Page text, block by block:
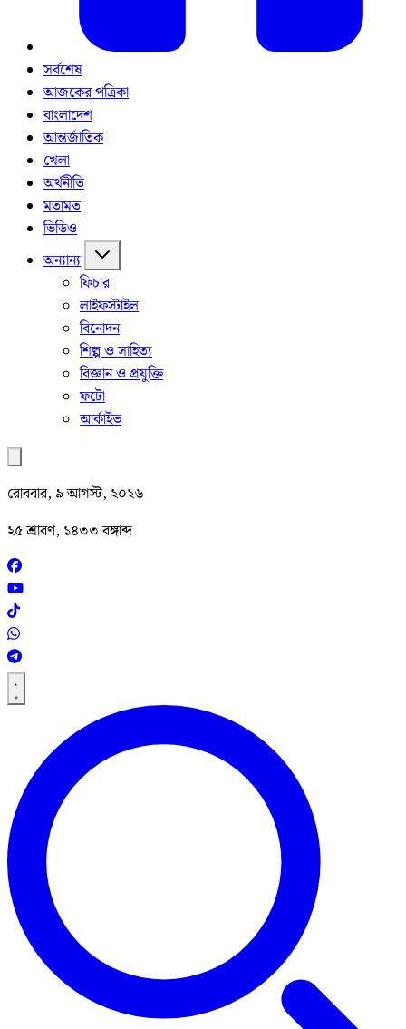
সর্বশেষ
আজকের পত্রিকা
বাংলাদেশ
আন্তর্জাতিক
খেলা
অর্থনীতি
মতামত
ভিডিও
অন্যান্য
ফিচার
লাইফস্টাইল
বিনোদন
শিল্প ও সাহিত্য
বিজ্ঞান ও প্রযুক্তি
ফটো
আর্কাইভ
রোববার, ৯ আগস্ট, ২০২৬
২৫ শ্রাবণ, ১৪৩৩ বঙ্গাব্দ